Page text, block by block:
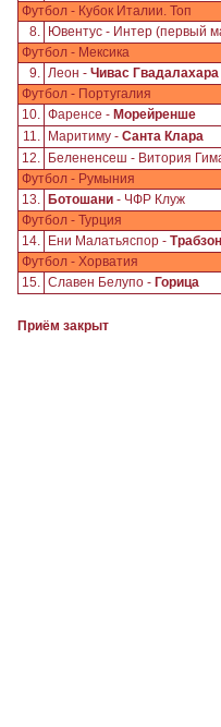
Футбол - Кубок Италии. Топ
8.
Ювентус - Интер (первый
Футбол - Мексика
9. Леон - Чивас Гвадалахара
Футбол - Португалия
10. Фаренсе - Морейренше
11.
Маритиму - Санта Клара
12.
Белененсеш - Витория
Футбол - Румыния
13.
Ботошани - ЧФР Клуж
Футбол - Турция
14.
Ени Малатьяспор -
Футбол - Хорватия
15. Славен Белупо - Горица
Приём закрыт